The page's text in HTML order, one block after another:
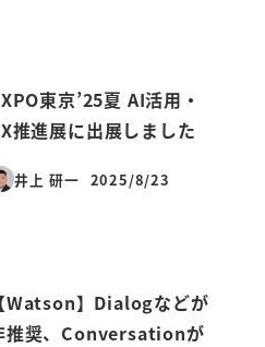
東京’25夏 AI活用・
推進展に出展しました
井上 研一
投稿日
2025/8/23
【Watson】Dialogなどが
推奨、Conversationが